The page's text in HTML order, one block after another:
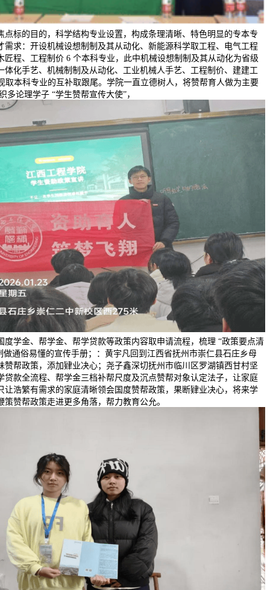
点标的目的，科学结构专业设置，构成条理清晰、特色明显的专本专
需求：开设机械设想制制及其从动化、新能源科学取工程、电气工程
匠程、工程制价 6 个本科专业，此中机械设想制制及其从动化为省级
体化手艺、机械制制及从动化、工业机械人手艺、工程制价、建建工
取本科专业的互补取跟尾。学院一直立德树人，将赞帮育人做为主要
多论理学子 “学生赞帮宣传大使”，
度学金、帮学金、帮学贷款等政策内容取申请流程，梳理 “政策要点清
做通俗易懂的宣传手册；：黄宇凡回到江西省抚州市崇仁县石庄乡母
赞帮政策，添加肄业决心；尧子鑫深切抚州市临川区罗湖镇西甘村坚
贷款全流程、帮学金三档补帮尺度及沉点赞帮对象认定法子，让家庭
让浩繁有需求的家庭清晰领会国度赞帮政策，果断肄业决心，将来学
赞帮政策走进更多角落，帮力教育公允。